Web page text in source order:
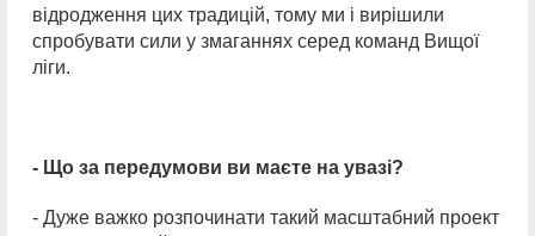
відродження цих традицій, тому ми і вирішили
спробувати сили у змаганнях серед команд Вищої
ліги.
- Що за передумови ви маєте на увазі?
- Дуже важко розпочинати такий масштабний проект